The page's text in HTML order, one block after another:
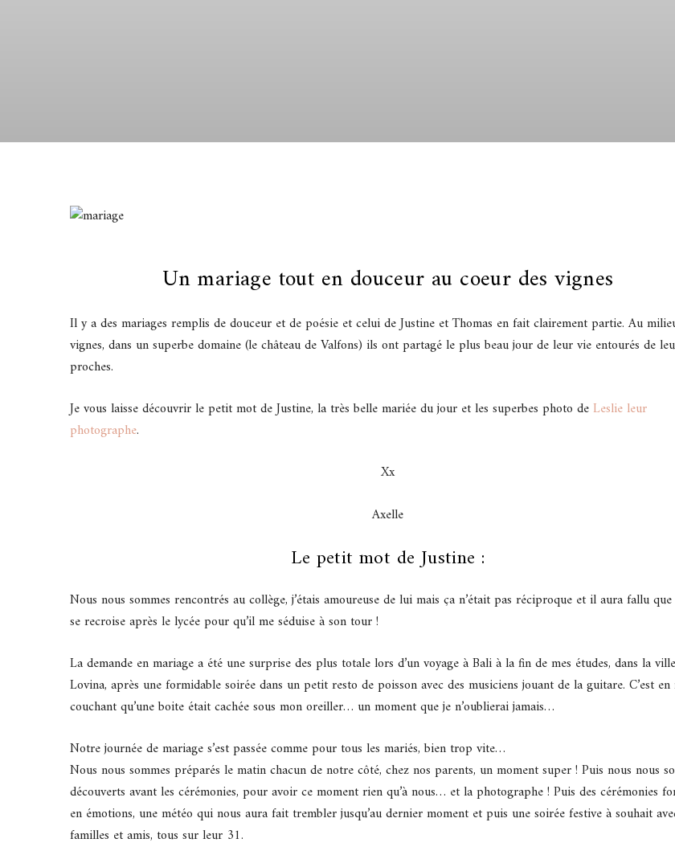
Un mariage tout en douceur au coeur des vignes
Il y a des mariages remplis de douceur et de poésie et celui de Justine et Thomas en fait clairement partie. Au
vignes, dans un superbe domaine (le château de Valfons) ils ont partagé le plus beau jour de leur vie entourés de
proches.
Je vous laisse découvrir le petit mot de Justine, la très belle mariée du jour et les superbes photo deLeslie leur
photographe.
Xx
Axelle
Le petit mot de Justine :
Nous nous sommes rencontrés au collège, j’étais amoureuse de lui mais ça n’était pas réciproque et il aura fallu que
se recroise après le lycée pour qu’il me séduise à son tour !
La demande en mariage a été une surprise des plus totale lors d’un voyage à Bali à la fin de mes études, dans la
Lovina, après une formidable soirée dans un petit resto de poisson avec des musiciens jouant de la guitare. C’est en
couchant qu’une boite était cachée sous mon oreiller… un moment que je n’oublierai jamais…
Notre journée de mariage s’est passée comme pour tous les mariés, bien trop vite…
Nous nous sommes préparés le matin chacun de notre côté, chez nos parents, un moment super ! Puis nous nous
découverts avant les cérémonies, pour avoir ce moment rien qu’à nous… et la photographe ! Puis des cérémonies
en émotions, une météo qui nous aura fait trembler jusqu’au dernier moment et puis une soirée festive à souhait
familles et amis, tous sur leur 31.